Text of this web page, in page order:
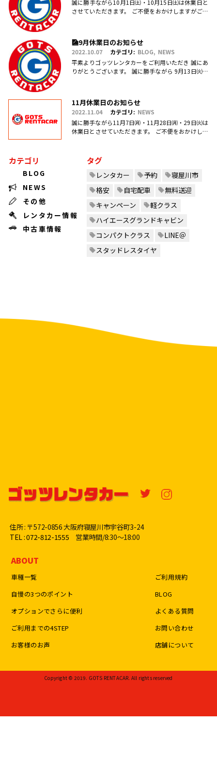
誠に勝手ながら10月1日㈯・10月15日㈯は休業日と
させていただきます。 ご不便をおかけしますがご理
🎑9月休業日のお知らせ
2022.10.07 カテゴリ: BLOG
NEWS
平素よりゴッツレンタカーをご利用いただき 誠にあ
りがとうございます。 誠に勝手ながら 9月13日㈫・
11月休業日のお知らせ
2022.11.04 カテゴリ: NEWS
誠に勝手ながら11月7日㈪・11月28日㈪・29日㈫は
休業日とさせていただきます。 ご不便をおかけしま
カテゴリ
BLOG
NEWS
その他
レンタカー情報
中古車情報
タグ
レンタカー 予約
寝屋川市
格安
自宅配車
無料送迎
キャンペーン
軽クラス
ハイエースグランドキャビン
コンパクトクラス
LINE＠
スタッドレスタイヤ
住所 : 〒572-0856 大阪府寝屋川市宇谷町3-24
TEL : 072-812-1555 営業時間/8:30〜18:00
ABOUT
車種一覧
ご利用規約
自慢の3つのポイント
BLOG
オプションでさらに便利
よくある質問
ご利用までの4STEP
お問い合わせ
お客様のお声
店舗について
Copyright © 2019. GOTS RENTACAR. All rights reserved